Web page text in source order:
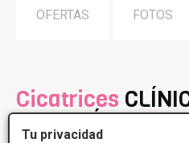
Tu privacidad
OFERTAS FOTOS
Cicatrices
GRAN VÍA